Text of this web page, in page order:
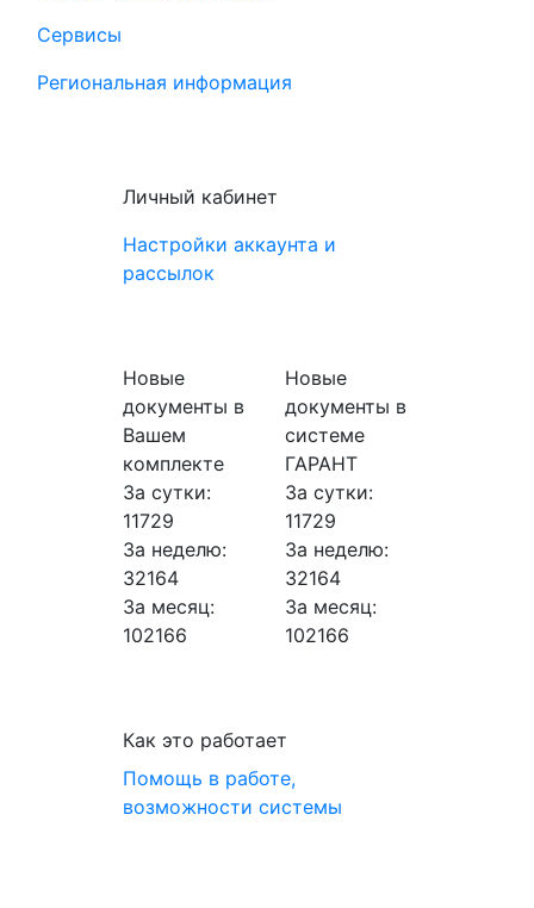
Сервисы
Региональная информация
Личный кабинет
Настройки аккаунта и
рассылок
Новые
документы в
Вашем
комплекте
За сутки:
11729
За неделю:
32164
За месяц:
102166
Новые
документы в
системе
ГАРАНТ
За сутки:
11729
За неделю:
32164
За месяц:
102166
Как это работает
Помощь в работе,
возможности системы